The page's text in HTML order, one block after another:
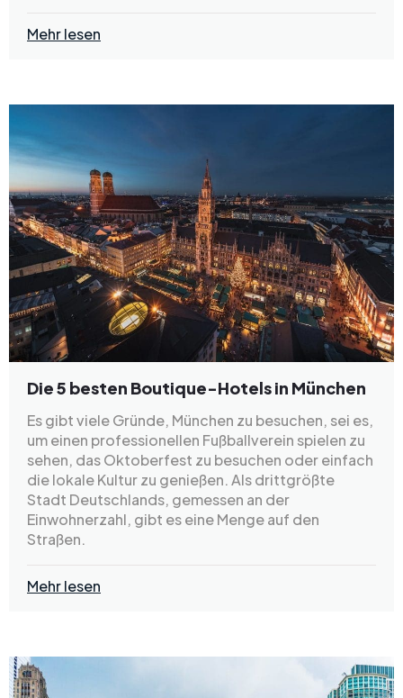
Mehr lesen
Die 5 besten Boutique-Hotels in München
Es gibt viele Gründe, München zu besuchen, sei es,
um einen professionellen Fußballverein spielen zu
sehen, das Oktoberfest zu besuchen oder einfach
die lokale Kultur zu genießen. Als drittgrößte
Stadt Deutschlands, gemessen an der
Einwohnerzahl, gibt es eine Menge auf den
Straßen.
Mehr lesen